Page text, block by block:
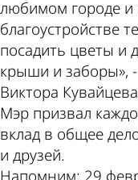
любимом городе и
благоустройстве
посадить цветы и
крыши и заборы»,
Виктора
Мэр призвал
вклад в общее
и друзей.
Напомним: 29